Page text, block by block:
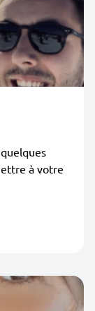
à votre